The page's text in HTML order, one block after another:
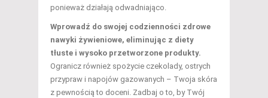
ponieważ działają odwadniająco.
Wprowadź do swojej codzienności zdrowe
nawyki żywieniowe, eliminując z diety
tłuste i wysoko przetworzone produkty.
Ogranicz również spożycie czekolady, ostrych
przypraw i napojów gazowanych – Twoja skóra
z pewnością to doceni. Zadbaj o to, by Twój